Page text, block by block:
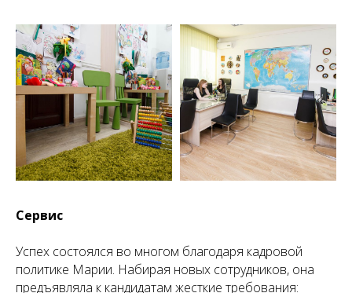
Сервис
Успех состоялся во многом благодаря кадровой
политике Марии. Набирая новых сотрудников, она
предъявляла к кандидатам жесткие требования: